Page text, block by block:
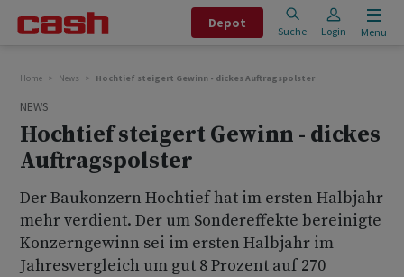
Depot
Suche Login Menu
Home News Hochtief steigert Gewinn - dickes Auftragspolster
NEWS
Hochtief steigert Gewinn - dickes
Auftragspolster
Der Baukonzern Hochtief hat im ersten Halbjahr
mehr verdient. Der um Sondereffekte bereinigte
Konzerngewinn sei im ersten Halbjahr im
Jahresvergleich um gut 8 Prozent auf 270